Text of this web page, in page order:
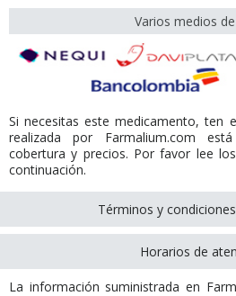
Varios medios
Si necesitas este medicamento, ten
realizada por Farmalium.com
cobertura y precios. Por favor lee
continuación.
Términos y
Horarios de
La información suministrada en